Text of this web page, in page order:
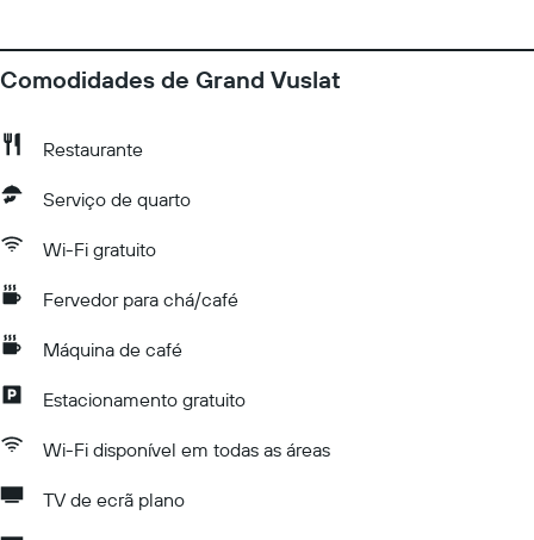
Comodidades de Grand Vuslat
Restaurante
Serviço de quarto
Wi-Fi gratuito
Fervedor para chá/café
Máquina de café
Estacionamento gratuito
Wi-Fi disponível em todas as áreas
TV de ecrã plano